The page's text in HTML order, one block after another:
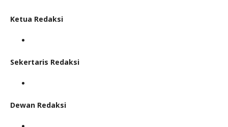
Ketua Redaksi
Sekertaris Redaksi
Dewan Redaksi